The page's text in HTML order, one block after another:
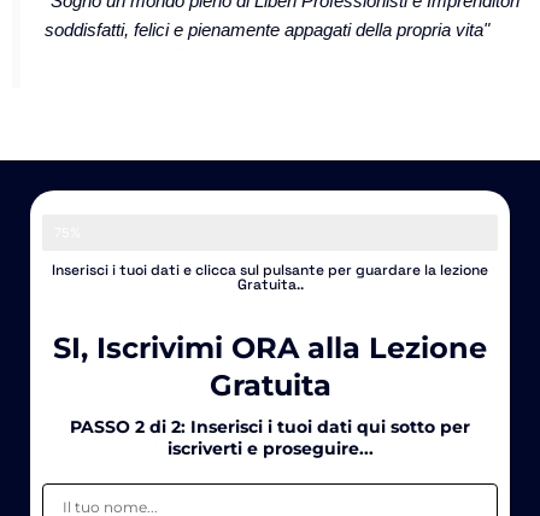
soddisfatti, felici e pienamente appagati della propria vita"
Inserisci i tuoi dati e clicca sul pulsante per guardare la lezione
Gratuita..
SI, Iscrivimi ORA alla Lezione
Gratuita
PASSO 2 di 2: Inserisci i tuoi dati qui sotto per
iscriverti e proseguire...
Nome